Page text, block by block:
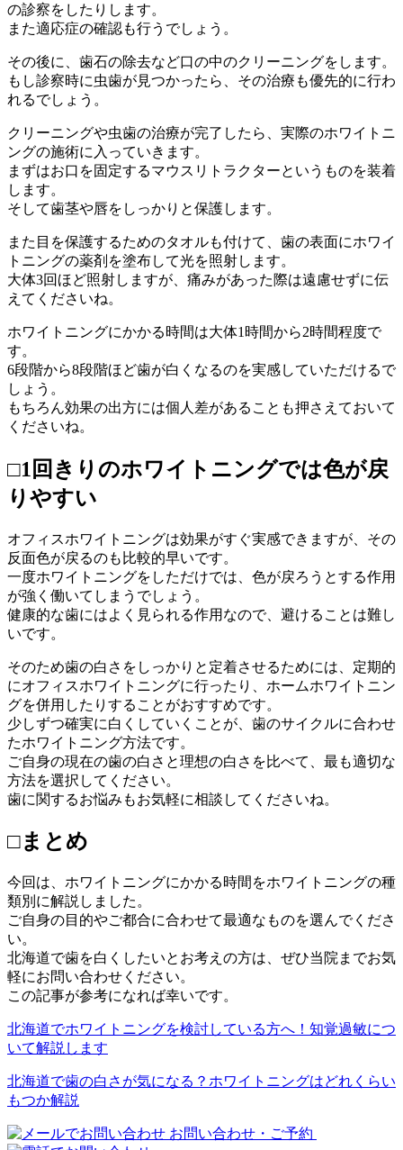
の診察をしたりします。
また適応症の確認も行うでしょう。
その後に、歯石の除去など口の中のクリーニングをします。
もし診察時に虫歯が見つかったら、その治療も優先的に行わ
れるでしょう。
クリーニングや虫歯の治療が完了したら、実際のホワイトニ
ングの施術に入っていきます。
まずはお口を固定するマウスリトラクターというものを装着
します。
そして歯茎や唇をしっかりと保護します。
また目を保護するためのタオルも付けて、歯の表面にホワイ
トニングの薬剤を塗布して光を照射します。
大体3回ほど照射しますが、痛みがあった際は遠慮せずに伝
えてくださいね。
ホワイトニングにかかる時間は大体1時間から2時間程度で
す。
6段階から8段階ほど歯が白くなるのを実感していただけるで
しょう。
もちろん効果の出方には個人差があることも押さえておいて
くださいね。
□1回きりのホワイトニングでは色が戻
りやすい
オフィスホワイトニングは効果がすぐ実感できますが、その
反面色が戻るのも比較的早いです。
一度ホワイトニングをしただけでは、色が戻ろうとする作用
が強く働いてしまうでしょう。
健康的な歯にはよく見られる作用なので、避けることは難し
いです。
そのため歯の白さをしっかりと定着させるためには、定期的
にオフィスホワイトニングに行ったり、ホームホワイトニン
グを併用したりすることがおすすめです。
少しずつ確実に白くしていくことが、歯のサイクルに合わせ
たホワイトニング方法です。
ご自身の現在の歯の白さと理想の白さを比べて、最も適切な
方法を選択してください。
歯に関するお悩みもお気軽に相談してくださいね。
□まとめ
今回は、ホワイトニングにかかる時間をホワイトニングの種
類別に解説しました。
ご自身の目的やご都合に合わせて最適なものを選んでくださ
い。
北海道で歯を白くしたいとお考えの方は、ぜひ当院までお気
軽にお問い合わせください。
この記事が参考になれば幸いです。
北海道でホワイトニングを検討している方へ！知覚過敏につ
いて解説します
北海道で歯の白さが気になる？ホワイトニングはどれくらい
もつか解説
お問い合わせ・ご予約